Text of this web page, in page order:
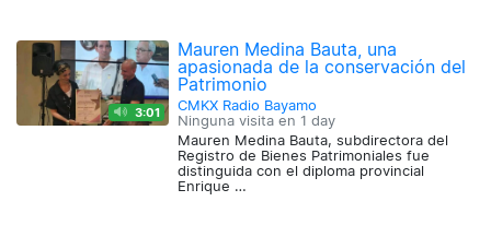
3:01
Mauren Medina Bauta, una
apasionada de la conservación del
Patrimonio
CMKX Radio Bayamo
Ninguna visita en 1 day
Mauren Medina Bauta, subdirectora del
Registro de Bienes Patrimoniales fue
distinguida con el diploma provincial
Enrique …